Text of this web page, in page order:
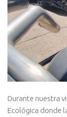
Durante nuestra
Ecológica donde